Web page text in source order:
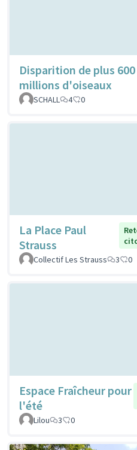
Disparition de plus 600
millions d'oiseaux
SCHALL
4 0
La Place Paul
Strauss
Collectif Les Strauss
3 0
Espace Fraîcheur pour
l'été
Lilou
3 0